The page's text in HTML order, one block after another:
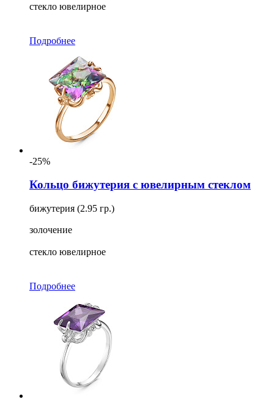
стекло ювелирное
Подробнее
-25%
Кольцо бижутерия с ювелирным стеклом
бижутерия (2.95 гр.)
золочение
стекло ювелирное
Подробнее